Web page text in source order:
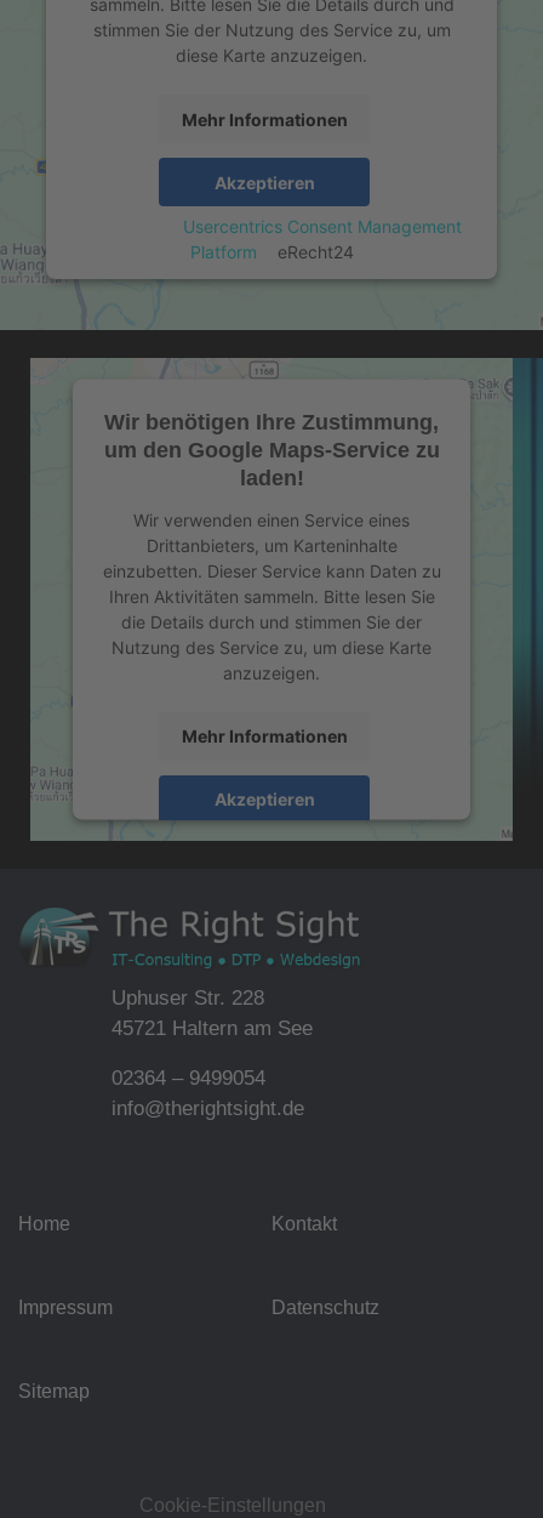
sammeln. Bitte lesen Sie die Details durch und
stimmen Sie der Nutzung des Service zu, um
diese Karte anzuzeigen.
Mehr Informationen
Akzeptieren
Usercentrics Consent Management
Platform
eRecht24
Wir benötigen Ihre Zustimmung,
um den Google Maps-Service zu
laden!
Wir verwenden einen Service eines
Drittanbieters, um Karteninhalte
einzubetten. Dieser Service kann Daten zu
Ihren Aktivitäten sammeln. Bitte lesen Sie
die Details durch und stimmen Sie der
Nutzung des Service zu, um diese Karte
anzuzeigen.
Mehr Informationen
Akzeptieren
powered byUsercentrics Consent
Uphuser Str. 228
45721 Haltern am See
02364 – 9499054
info@therightsight.de
Home Kontakt
Impressum Datenschutz
Sitemap
Cookie-Einstellungen